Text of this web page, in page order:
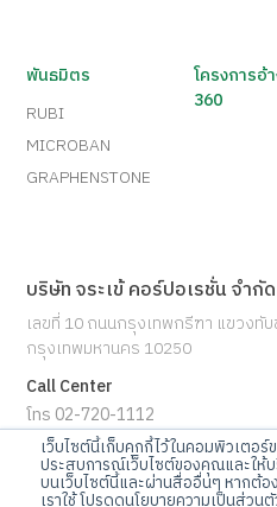
เว็บไซต์นี้เก็บคุกกี้ไว้ในคอมพิวเตอ
ประสบการณ์เว็บไซต์ของคุณและให้
บนเว็บไซต์นี้และผ่านสื่ออื่นๆ หากต้
เราใช้ โปรดดูนโยบายความเป็นส่วน
พันธมิตร
RUBI
MICROBAN
GRAPHENSTONE
โครงการอ้
360
บริษัท จระเข้ คอร์ปอเรชั่น จำกัด
เลขที่ 10 ถนนกรุงเทพกรีฑา แขวงทั
กรุงเทพมหานคร 10250
Call Center
โทร 02-720-1112
E-mail
info@jorakay.co.th